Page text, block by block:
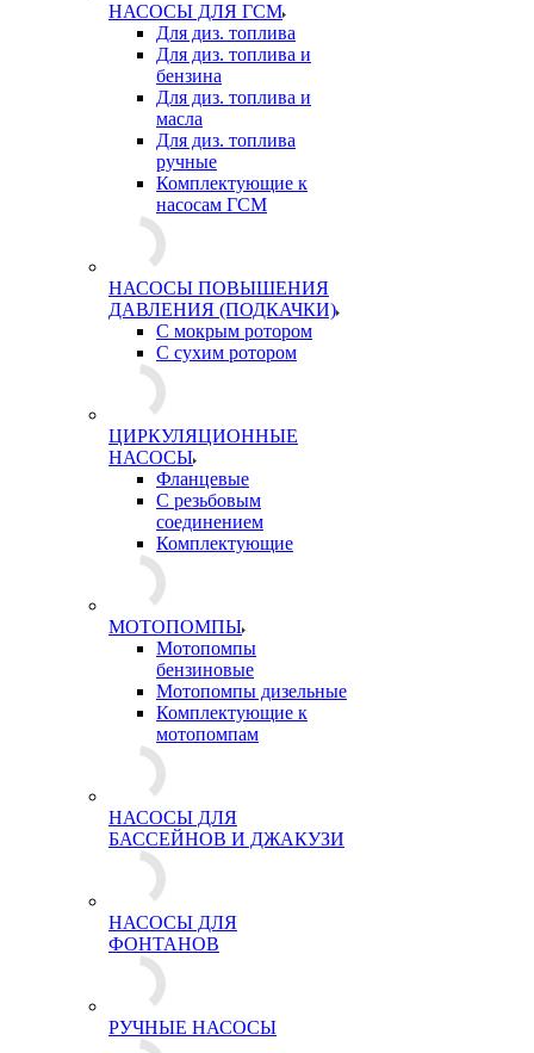
НАСОСЫ ДЛЯ ГСМ
Для диз. топлива
Для диз. топлива и
бензина
Для диз. топлива и
масла
Для диз. топлива
ручные
Комплектующие к
насосам ГСМ
НАСОСЫ ПОВЫШЕНИЯ
ДАВЛЕНИЯ (ПОДКАЧКИ)
С мокрым ротором
С сухим ротором
ЦИРКУЛЯЦИОННЫЕ
НАСОСЫ
Фланцевые
С резьбовым
соединением
Комплектующие
МОТОПОМПЫ
Мотопомпы
бензиновые
Мотопомпы дизельные
Комплектующие к
мотопомпам
НАСОСЫ ДЛЯ
БАССЕЙНОВ И ДЖАКУЗИ
НАСОСЫ ДЛЯ
ФОНТАНОВ
РУЧНЫЕ НАСОСЫ